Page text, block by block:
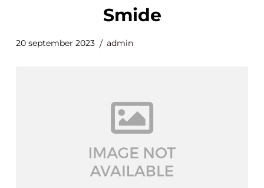
smide
20 september 2023 admin